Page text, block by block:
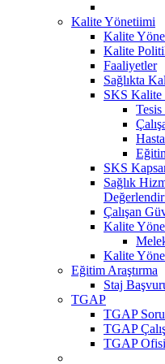
Kalite Yönetiimi
Kalite
Kalite
Faaliyetler
Sağlıkta
SKS
SKS
Sağlık
Çalışan
Kalite
Kalite
Eğitim Araştırma
Staj
TGAP
TGAP
TGAP
TGAP Ofisi